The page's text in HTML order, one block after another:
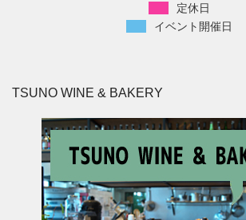
定休日
イベント開催日
TSUNO WINE & BAKERY